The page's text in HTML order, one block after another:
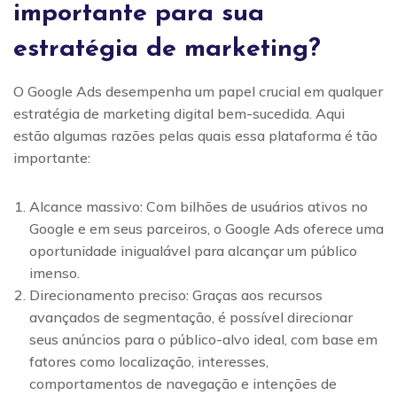
importante para sua
estratégia de marketing?
O Google Ads desempenha um papel crucial em qualquer
estratégia de marketing digital bem-sucedida. Aqui
estão algumas razões pelas quais essa plataforma é tão
importante:
Alcance massivo: Com bilhões de usuários ativos no
Google e em seus parceiros, o Google Ads oferece uma
oportunidade inigualável para alcançar um público
imenso.
Direcionamento preciso: Graças aos recursos
avançados de segmentação, é possível direcionar
seus anúncios para o público-alvo ideal, com base em
fatores como localização, interesses,
comportamentos de navegação e intenções de